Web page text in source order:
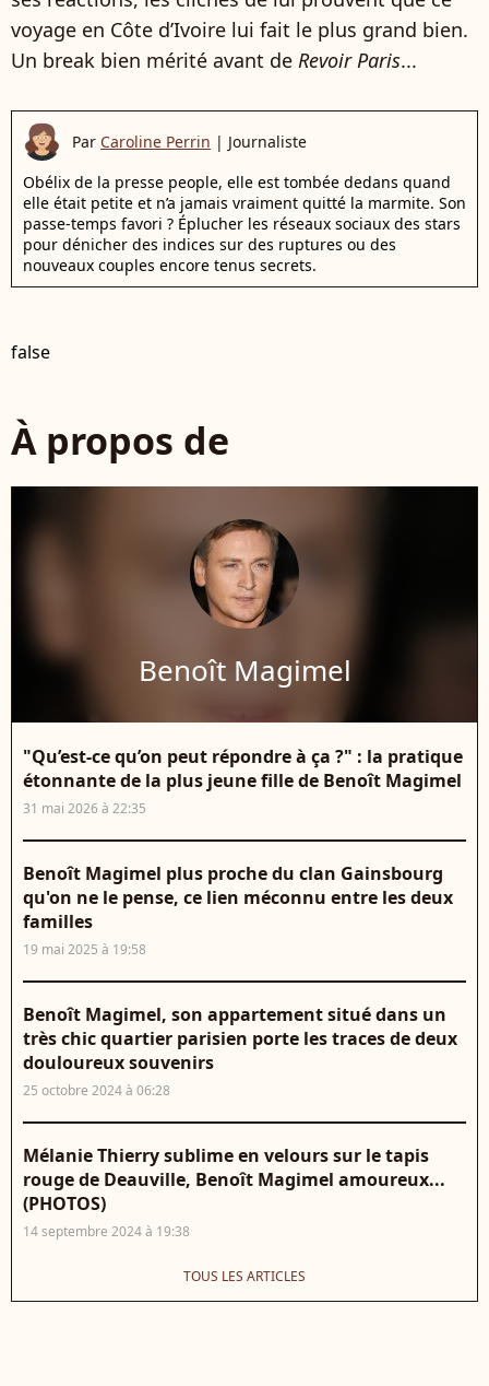
voyage en Côte d’Ivoire lui fait le plus grand bien.
Un break bien mérité avant de Revoir Paris...
Par Caroline Perrin | Journaliste
Obélix de la presse people, elle est tombée dedans quand
elle était petite et n’a jamais vraiment quitté la marmite. Son
passe-temps favori ? Éplucher les réseaux sociaux des stars
pour dénicher des indices sur des ruptures ou des
nouveaux couples encore tenus secrets.
false
À propos de
Benoît Magimel
"Qu’est-ce qu’on peut répondre à ça ?" : la pratique
étonnante de la plus jeune fille de Benoît Magimel
31 mai 2026 à 22:35
Benoît Magimel plus proche du clan Gainsbourg
qu'on ne le pense, ce lien méconnu entre les deux
familles
19 mai 2025 à 19:58
Benoît Magimel, son appartement situé dans un
très chic quartier parisien porte les traces de deux
douloureux souvenirs
25 octobre 2024 à 06:28
Mélanie Thierry sublime en velours sur le tapis
rouge de Deauville, Benoît Magimel amoureux...
(PHOTOS)
14 septembre 2024 à 19:38
TOUS LES ARTICLES